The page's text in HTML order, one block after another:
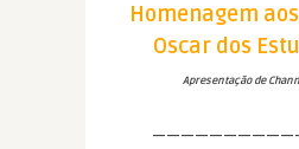
Homenagem aos
Oscar dos
Apresentação de